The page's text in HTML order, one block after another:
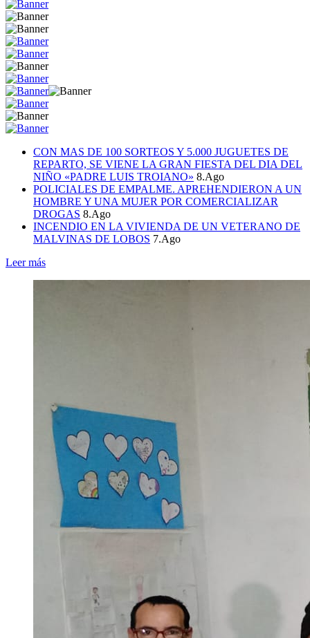
CON MAS DE 100 SORTEOS Y 5.000 JUGUETES DE
REPARTO, SE VIENE LA GRAN FIESTA DEL DIA DEL
NIÑO «PADRE LUIS TROIANO» 8.Ago
POLICIALES DE EMPALME. APREHENDIERON A UN
HOMBRE Y UNA MUJER POR COMERCIALIZAR
DROGAS 8.Ago
INCENDIO EN LA VIVIENDA DE UN VETERANO DE
MALVINAS DE LOBOS 7.Ago
Leer más